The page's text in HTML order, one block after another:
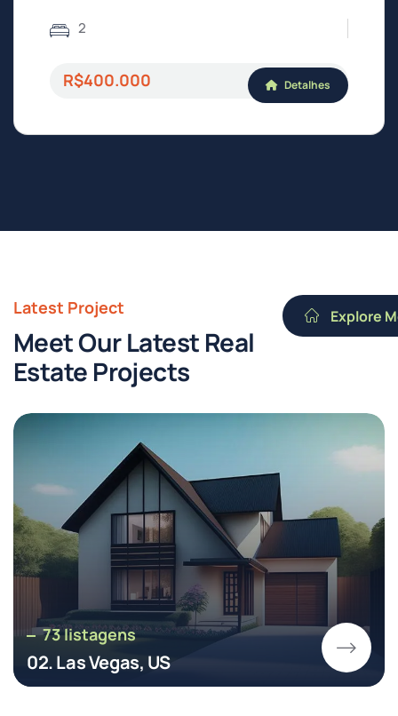
2
R$400.000 Detalhes
Latest Project
Meet Our Latest Real
Estate Projects
Explore
73 listagens
02. Las Vegas, US